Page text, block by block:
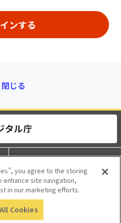
閉じる
個人情報保護
アクセシビリティ
of Japan.
you agree to the storing
site navigation,
in our marketing efforts.
Cookies